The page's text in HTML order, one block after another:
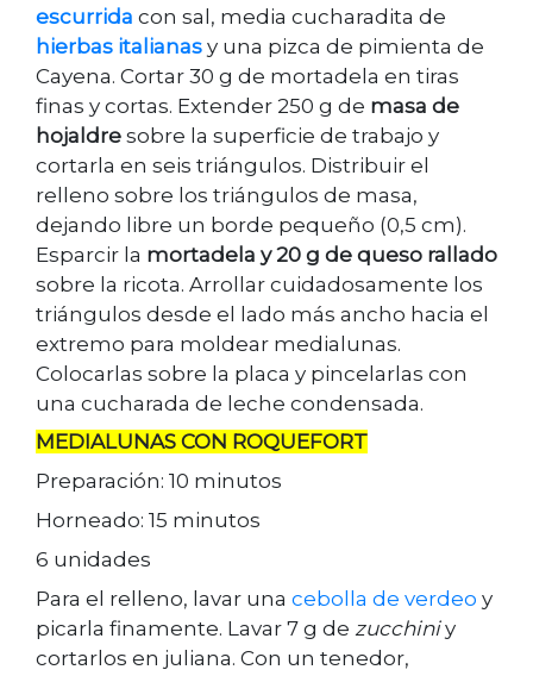
escurrida con sal, media cucharadita de
hierbas italianas y una pizca de pimienta de
Cayena. Cortar 30 g de mortadela en tiras
finas y cortas. Extender 250 g de masa de
hojaldre sobre la superficie de trabajo y
cortarla en seis triángulos. Distribuir el
relleno sobre los triángulos de masa,
dejando libre un borde pequeño (0,5 cm).
Esparcir la mortadela y 20 g de queso rallado
sobre la ricota. Arrollar cuidadosamente los
triángulos desde el lado más ancho hacia el
extremo para moldear medialunas.
Colocarlas sobre la placa y pincelarlas con
una cucharada de leche condensada.
MEDIALUNAS CON ROQUEFORT
Preparación: 10 minutos
Horneado: 15 minutos
6 unidades
Para el relleno, lavar una cebolla de verdeo y
picarla finamente. Lavar 7 g de zucchiniy
cortarlos en juliana. Con un tenedor,